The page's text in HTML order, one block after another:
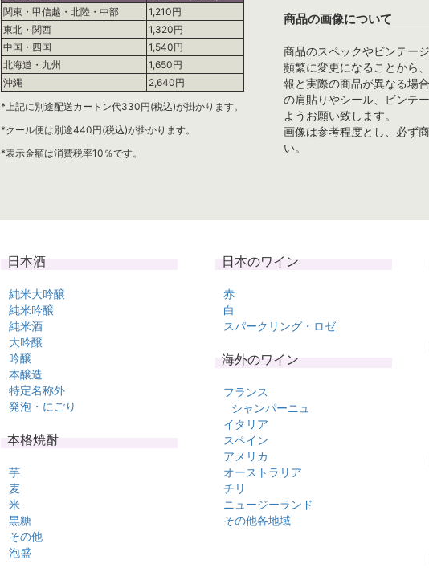
関東・甲信越・北陸・中部
1,210円
東北・関西
1,320円
中国・四国
1,540円
北海道・九州
1,650円
沖縄
2,640円
*上記に別途配送カートン代330円(税込)が掛かります。
*クール便は別途440円(税込)が掛かります。
*表示金額は消費税率10％です。
商品の画像について
商品のスペックやビンテー
頻繁に変更になることから
報と実際の商品が異なる場
の肩貼りやシール、ビンテ
ようお願い致します。
画像は参考程度とし、必ず
い。
日本酒
純米大吟醸
純米吟醸
純米酒
大吟醸
吟醸
本醸造
特定名称外
発泡・にごり
本格焼酎
芋
麦
米
黒糖
その他
泡盛
日本のワイン
赤
白
スパークリング・ロゼ
海外のワイン
フランス
シャンパーニュ
イタリア
スペイン
アメリカ
オーストラリア
チリ
ニュージーランド
その他各地域